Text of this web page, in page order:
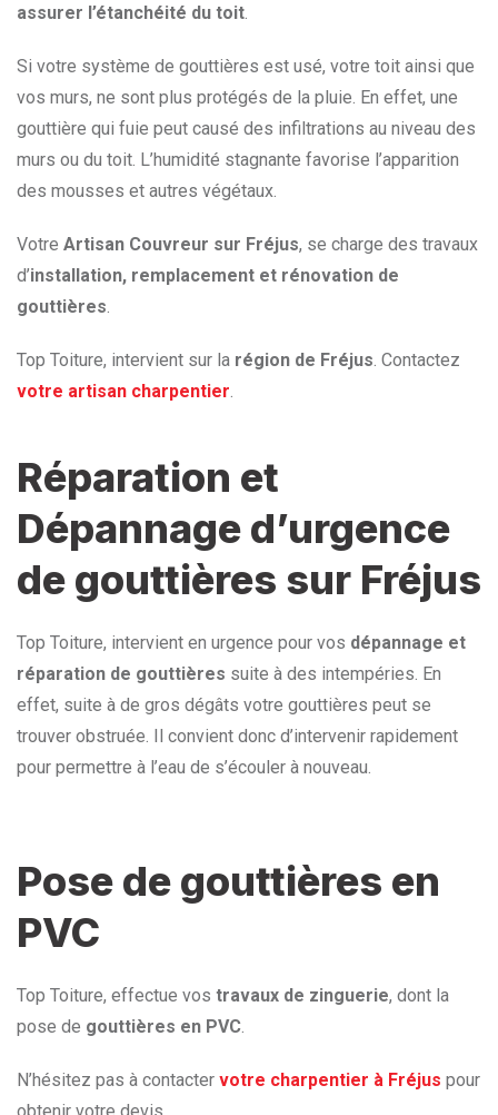
assurer l’étanchéité du toit
Si votre système de gouttières est usé, votre toit ainsi que
vos murs, ne sont plus protégés de la pluie. En effet, une
gouttière qui fuie peut causé des infiltrations au niveau des
murs ou du toit. L’humidité stagnante favorise l’apparition
des mousses et autres végétaux.
Votre Artisan Couvreur sur Fréjus, se charge des travaux
d’installation, remplacement et rénovation de
gouttières
Top Toiture, intervient sur la région de Fréjus . Contactez
votre artisan charpentier
Réparation et
Dépannage d’urgence
de gouttières sur Fréjus
Top Toiture, intervient en urgence pour vos dépannage et
réparation de gouttières suite à des intempéries. En
effet, suite à de gros dégâts votre gouttières peut se
trouver obstruée. Il convient donc d’intervenir rapidement
pour permettre à l’eau de s’écouler à nouveau.
Pose de gouttières en
PVC
Top Toiture, effectue vos travaux de zinguerie, dont la
pose de gouttières en PVC
N’hésitez pas à contacter votre charpentier à Fréjus pour